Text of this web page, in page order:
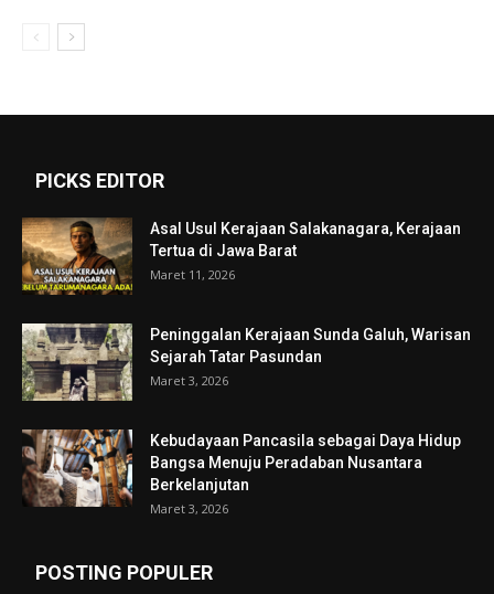
PICKS EDITOR
Asal Usul Kerajaan Salakanagara, Kerajaan
Tertua di Jawa Barat
Maret 11, 2026
Peninggalan Kerajaan Sunda Galuh, Warisan
Sejarah Tatar Pasundan
Maret 3, 2026
Kebudayaan Pancasila sebagai Daya Hidup
Bangsa Menuju Peradaban Nusantara
Berkelanjutan
Maret 3, 2026
POSTING POPULER